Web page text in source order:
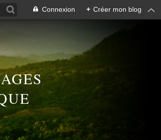
Connexion + Créer mon blog